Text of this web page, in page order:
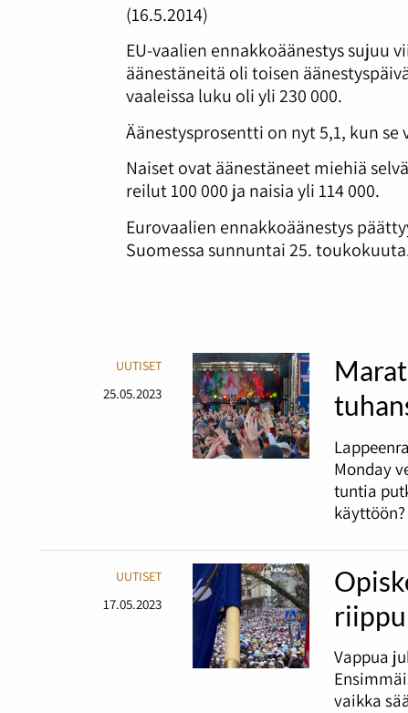
(16.5.2014)
EU-vaalien ennakkoäänestys sujuu
äänestäneitä oli toisen
vaaleissa luku oli yli 230 000.
Äänestysprosentti on nyt 5,1, kun
Naiset ovat äänestäneet miehiä
reilut 100 000 ja naisia yli 114 000.
Eurovaalien ennakkoäänestys
Suomessa sunnuntai 25.
UUTISET
25.05.2023
Monday
tuntia
käyttöön?
UUTISET
17.05.2023
Vappua
vaikka